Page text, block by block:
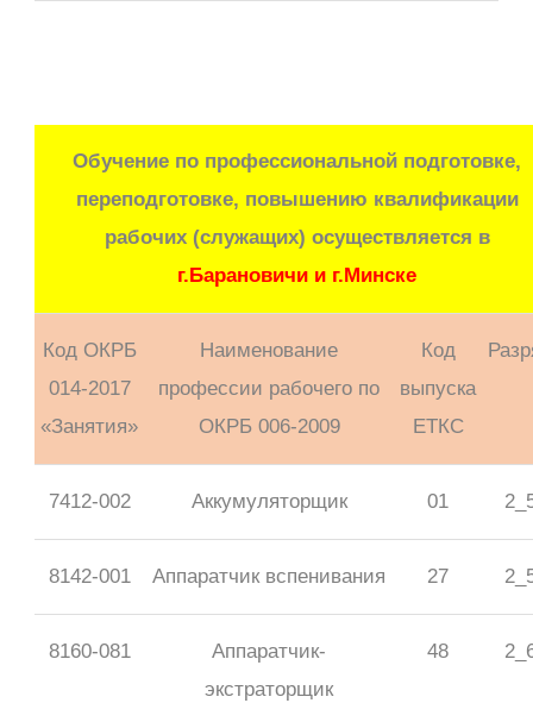
Обучение по профессиональной подготовке,
переподготовке, повышению квалификации
рабочих (служащих) осуществляется в
г.Барановичи и г.Минске
Код ОКРБ
014-2017
«Занятия»
Наименование
профессии рабочего по
ОКРБ 006-2009
Код
выпуска
ЕТКС
7412-002 Аккумуляторщик 01
8142-001 Аппаратчик вспенивания 27
8160-081
Аппаратчик-
экстраторщик
48